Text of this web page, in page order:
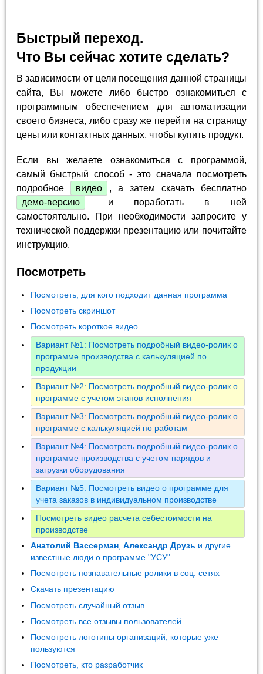
Быстрый переход.
Что Вы сейчас хотите сделать?
В зависимости от цели посещения данной страницы
сайта, Вы можете либо быстро ознакомиться с
программным обеспечением для автоматизации
своего бизнеса, либо сразу же перейти на страницу
цены или контактных данных, чтобы купить продукт.
Если вы желаете ознакомиться с программой,
самый быстрый способ - это сначала посмотреть
подробное
видео
, а затем скачать бесплатно
демо-версию
и поработать в ней
самостоятельно. При необходимости запросите у
технической поддержки презентацию или почитайте
инструкцию.
Посмотреть
Посмотреть, для кого подходит данная программа
Посмотреть скриншот
Посмотреть короткое видео
Вариант №1: Посмотреть подробный видео-ролик о
программе производства с калькуляцией по
продукции
Вариант №2: Посмотреть подробный видео-ролик о
программе с учетом этапов исполнения
Вариант №3: Посмотреть подробный видео-ролик о
программе с калькуляцией по работам
Вариант №4: Посмотреть подробный видео-ролик о
программе производства с учетом нарядов и
загрузки оборудования
Вариант №5: Посмотреть видео о программе для
учета заказов в индивидуальном производстве
Посмотреть видео расчета себестоимости на
производстве
Анатолий Вассерман ,Александр Друзь и другие
известные люди о программе "УСУ"
Посмотреть познавательные ролики в соц. сетях
Скачать презентацию
Посмотреть случайный отзыв
Посмотреть все отзывы пользователей
Посмотреть логотипы организаций, которые уже
пользуются
Посмотреть, кто разработчик